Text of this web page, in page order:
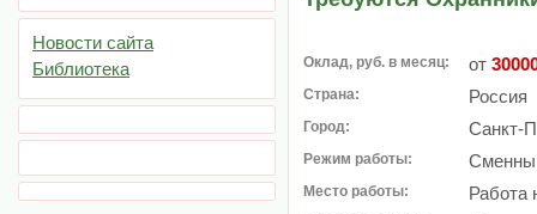
Новости сайта
Библиотека
Оклад, руб. в месяц: от
Страна: Россия
Город: Санкт-
Режим работы:
Место работы: Работа